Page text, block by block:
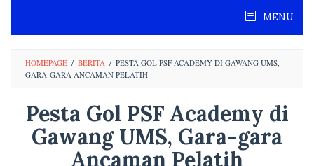
content
MENU
HOMEPAGE / BERITA / PESTA GOL PSF ACADEMY DI GAWANG UMS,
GARA-GARA ANCAMAN PELATIH
Pesta Gol PSF Academy di
Gawang UMS, Gara-gara
Ancaman Pelatih